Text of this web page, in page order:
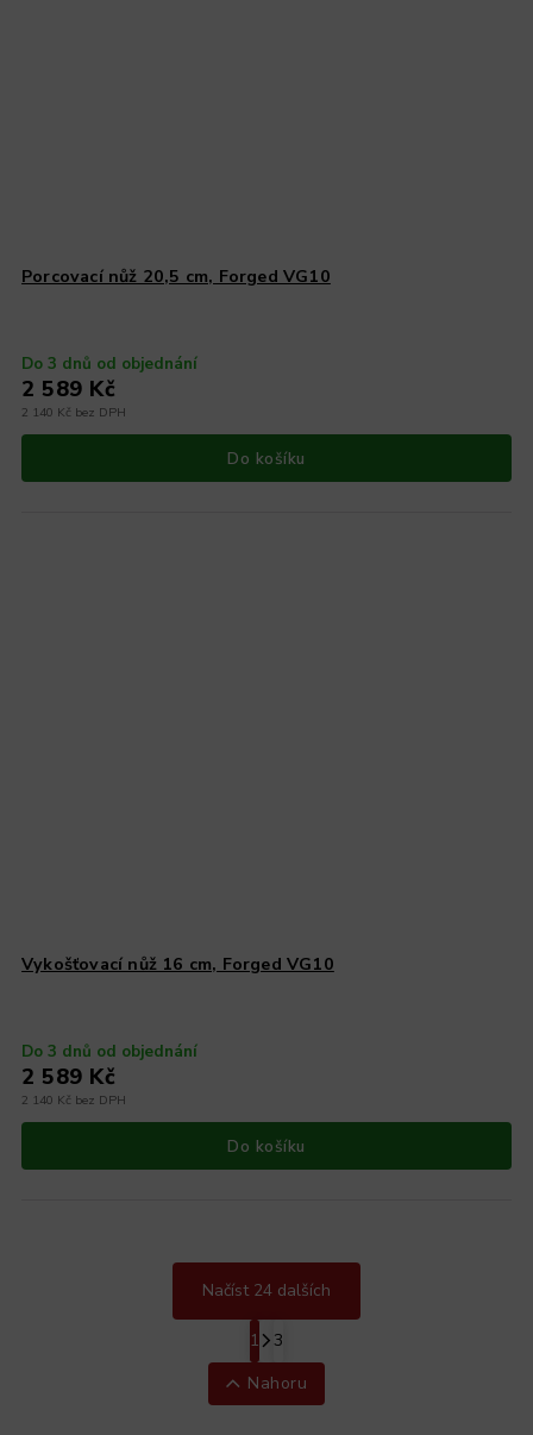
Porcovací nůž 20,5 cm, Forged VG10
Do 3 dnů od objednání
2 140 Kč bez DPH
2 589 Kč
Do košíku
Vykošťovací nůž 16 cm, Forged VG10
Do 3 dnů od objednání
2 140 Kč bez DPH
2 589 Kč
Do košíku
Načíst 24 dalších
1
3
Nahoru